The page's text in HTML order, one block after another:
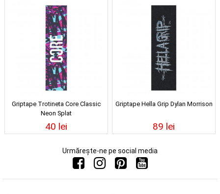
Griptape Trotineta Core Classic
Neon Splat
40 lei
Griptape Hella Grip Dylan Morrison
89 lei
Urmărește-ne pe social media